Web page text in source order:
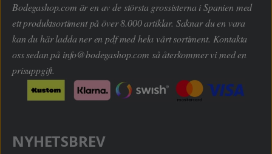
Bodegashop.com är en av de största grossisterna i Spanien med
ett produktsortiment på över 8.000 artiklar. Saknar du en vara
kan du här ladda ner en pdf med hela vårt sortiment. Kontakta
oss sedan på info@bodegashop.com så återkommer vi med en
prisuppgift.
NYHETSBREV